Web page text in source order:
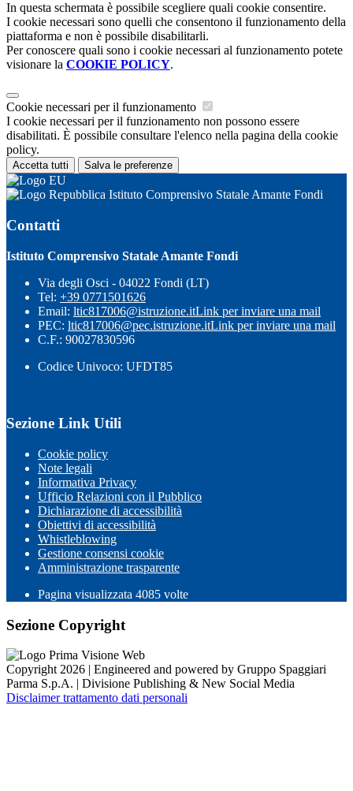
In questa schermata è possibile scegliere quali cookie consentire.
I cookie necessari sono quelli che consentono il funzionamento della
piattaforma e non è possibile disabilitarli.
Per conoscere quali sono i cookie necessari al funzionamento potete
visionare la COOKIE POLICY.
Cookie necessari per il funzionamento
I cookie necessari per il funzionamento non possono essere
disabilitati. È possibile consultare l'elenco nella pagina della cookie
policy.
Accetta tutti Salva le preferenze
Istituto Comprensivo Statale Amante Fondi
Contatti
Istituto Comprensivo Statale Amante Fondi
Via degli Osci - 04022 Fondi (LT)
Tel: +39 0771501626
Email: ltic817006@istruzione.itLink per inviare una mail
PEC: ltic817006@pec.istruzione.itLink per inviare una mail
C.F.: 90027830596
Codice Univoco: UFDT85
Sezione Link Utili
Cookie policy
Note legali
Informativa Privacy
Ufficio Relazioni con il Pubblico
Dichiarazione di accessibilità
Obiettivi di accessibilità
Whistleblowing
Gestione consensi cookie
Amministrazione trasparente
Pagina visualizzata 4085 volte
Sezione Copyright
Copyright 2026 | Engineered and powered by Gruppo Spaggiari
Parma S.p.A. | Divisione Publishing & New Social Media
Disclaimer trattamento dati personali